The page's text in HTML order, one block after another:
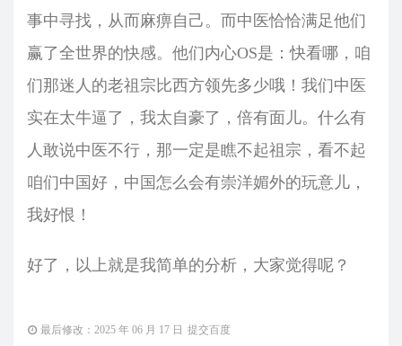
事中寻找，从而麻痹自己。而中医恰恰满足他们
赢了全世界的快感。他们内心OS是：快看哪，咱
们那迷人的老祖宗比西方领先多少哦！我们中医
实在太牛逼了，我太自豪了，倍有面儿。什么有
人敢说中医不行，那一定是瞧不起祖宗，看不起
咱们中国好，中国怎么会有崇洋媚外的玩意儿，
我好恨！
好了，以上就是我简单的分析，大家觉得呢？
最后修改：2025 年 06 月 17 日 提交百度